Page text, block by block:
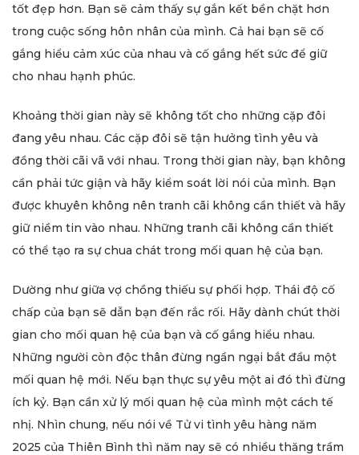
tốt đẹp hơn. Bạn sẽ cảm thấy sự gắn kết bền chặt hơn
trong cuộc sống hôn nhân của mình. Cả hai bạn sẽ cố
gắng hiểu cảm xúc của nhau và cố gắng hết sức để giữ
cho nhau hạnh phúc.
Khoảng thời gian này sẽ không tốt cho những cặp đôi
đang yêu nhau. Các cặp đôi sẽ tận hưởng tình yêu và
đồng thời cãi vã với nhau. Trong thời gian này, bạn không
cần phải tức giận và hãy kiểm soát lời nói của mình. Bạn
được khuyên không nên tranh cãi không cần thiết và hãy
giữ niềm tin vào nhau. Những tranh cãi không cần thiết
có thể tạo ra sự chua chát trong mối quan hệ của bạn.
Dường như giữa vợ chồng thiếu sự phối hợp. Thái độ cố
chấp của bạn sẽ dẫn bạn đến rắc rối. Hãy dành chút thời
gian cho mối quan hệ của bạn và cố gắng hiểu nhau.
Những người còn độc thân đừng ngần ngại bắt đầu một
mối quan hệ mới. Nếu bạn thực sự yêu một ai đó thì đừng
ích kỷ. Bạn cần xử lý mối quan hệ của mình một cách tế
nhị. Nhìn chung, nếu nói về Tử vi tình yêu hàng năm
2025 của Thiên Bình thì năm nay sẽ có nhiều thăng trầm